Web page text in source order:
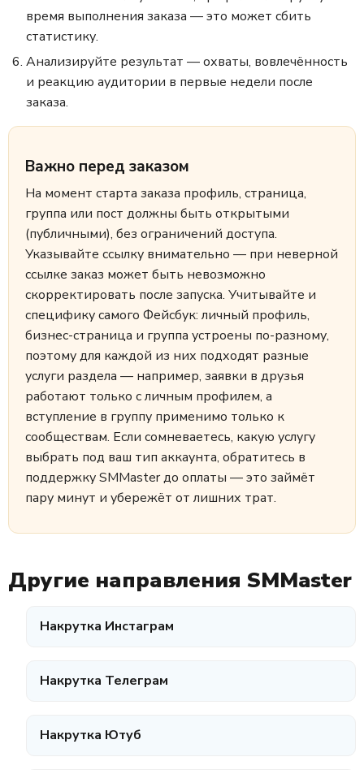
время выполнения заказа — это может сбить
статистику.
Анализируйте результат — охваты, вовлечённость
и реакцию аудитории в первые недели после
заказа.
Важно перед заказом
На момент старта заказа профиль, страница,
группа или пост должны быть открытыми
(публичными), без ограничений доступа.
Указывайте ссылку внимательно — при неверной
ссылке заказ может быть невозможно
скорректировать после запуска. Учитывайте и
специфику самого Фейсбук: личный профиль,
бизнес-страница и группа устроены по-разному,
поэтому для каждой из них подходят разные
услуги раздела — например, заявки в друзья
работают только с личным профилем, а
вступление в группу применимо только к
сообществам. Если сомневаетесь, какую услугу
выбрать под ваш тип аккаунта, обратитесь в
поддержку SMMaster до оплаты — это займёт
пару минут и убережёт от лишних трат.
Другие направления SMMaster
Накрутка Инстаграм
Накрутка Телеграм
Накрутка Ютуб